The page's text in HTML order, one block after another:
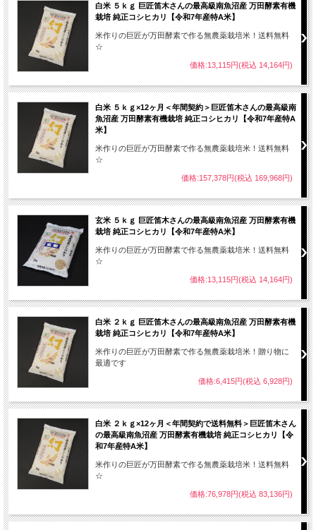
魚
では
価が
ンキ
おり
で特
ヒカ
甘味
変わ
で噛
ます
で作
白米 ５ｋｇ 巨匠笛木さんの最高級南魚沼産 万田酵素有機
栽培 純正コシヒカリ【令和7年産特A米】
米作りの巨匠が万田酵素で作る無農薬栽培米！送料無料
☆
価格:13,115円(税込 14,164円)
白米 ５ｋｇ×12ヶ月＜年間契約＞巨匠笛木さんの最高級南
魚沼産 万田酵素有機栽培 純正コシヒカリ【令和7年産特A
米】
米作りの巨匠が万田酵素で作る無農薬栽培米！送料無料
☆
価格:157,378円(税込 169,968円)
玄米 ５ｋｇ 巨匠笛木さんの最高級南魚沼産 万田酵素有機
栽培 純正コシヒカリ【令和7年産特A米】
米作りの巨匠が万田酵素で作る無農薬栽培米！送料無料
☆
価格:13,115円(税込 14,164円)
白米 ２ｋｇ 巨匠笛木さんの最高級南魚沼産 万田酵素有機
栽培 純正コシヒカリ【令和7年産特A米】
米作りの巨匠が万田酵素で作る無農薬栽培米！贈り物に
最適です
価格:6,415円(税込 6,928円)
白米 ２ｋｇ×12ヶ月＜年間契約で送料無料＞巨匠笛木さん
の最高級南魚沼産 万田酵素有機栽培 純正コシヒカリ【令
和7年産特A米】
米作りの巨匠が万田酵素で作る無農薬栽培米！送料無料
☆
価格:76,978円(税込 83,136円)